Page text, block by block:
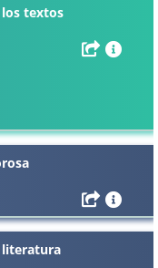
textos
literatura